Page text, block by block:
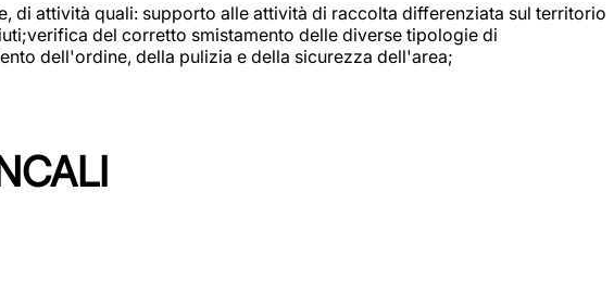
di attività quali: supporto alle attività di raccolta differenziata sul territorio
del corretto smistamento delle diverse tipologie di
dell'ordine, della pulizia e della sicurezza dell'area;